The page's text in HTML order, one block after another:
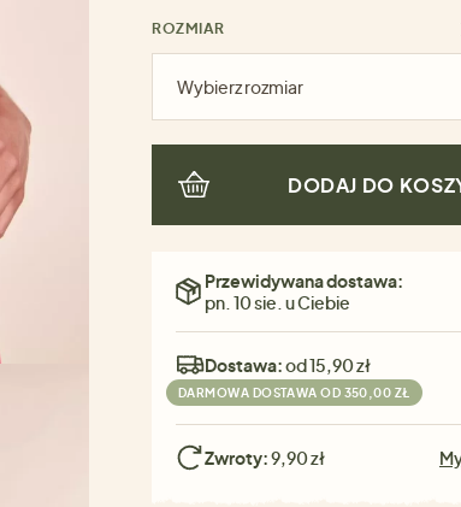
ROZMIAR
Wybierz rozmiar
DODAJ DO
Przewidywana dostawa:
pn. 10 sie. u Ciebie
Dostawa:od 15,90 zł
DARMOWA DOSTAWA OD 350,00 ZŁ
Zwroty:9,90 zł